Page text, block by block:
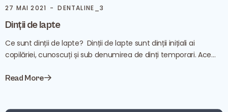
27 MAI 2021 DENTALINE_3
Dinții de lapte
Ce sunt dinții de lapte? Dinții de lapte sunt dinții inițiali ai
copilăriei, cunoscuți și sub denumirea de dinți temporari. Ace...
Read More